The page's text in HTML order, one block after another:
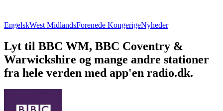
EngelskWest MidlandsForenede KongerigeNyheder
Lyt til BBC WM, BBC Coventry &
Warwickshire og mange andre stationer
fra hele verden med app'en radio.dk.